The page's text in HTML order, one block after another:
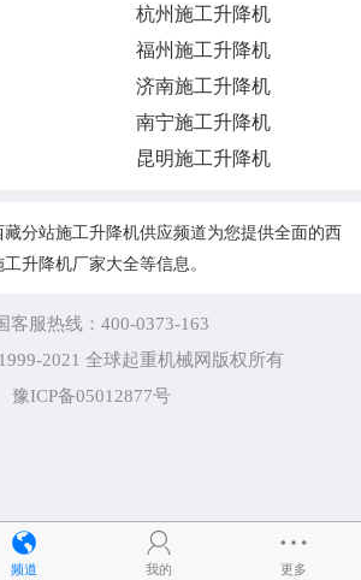
杭州施工升降机
福州施工升降机
济南施工升降机
南宁施工升降机
昆明施工升降机
分站施工升降机供应频道为您提供全面的西
升降机厂家大全等信息。
客服热线：400-0373-163
2021 全球起重机械网版权所有
豫ICP备05012877号
频道 我的 更多